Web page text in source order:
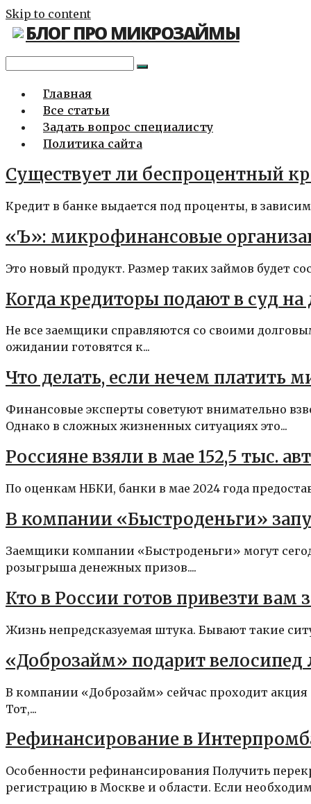
Skip to content
БЛОГ ПРО МИКРОЗАЙМЫ
Главная
Все статьи
Задать вопрос специалисту
Политика сайта
Существует ли беспроцентный
Кредит в банке выдается под проценты, в
«Ъ»: микрофинансовые
Это новый продукт. Размер таких займов будет
Когда кредиторы подают в суд
Не все заемщики справляются со своими
ожидании готовятся к...
Что делать, если нечем платить
Финансовые эксперты советуют внимательно
Однако в сложных жизненных ситуациях это...
Россияне взяли в мае 152,5 тыс.
По оценкам НБКИ, банки в мае 2024 года
В компании «Быстроденьги»
Заемщики компании «Быстроденьги» могут
розыгрыша денежных призов....
Кто в России готов привезти вам
Жизнь непредсказуемая штука. Бывают такие
«Доброзайм» подарит
В компании «Доброзайм» сейчас проходит акция
Тот,...
Рефинансирование в
Особенности рефинансирования Получить
регистрацию в Москве и области. Если